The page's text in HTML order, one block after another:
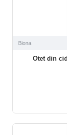
Biona
Otet din